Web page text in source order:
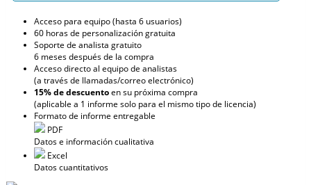
Acceso para equipo (hasta 6 usuarios)
60 horas de personalización gratuita
Soporte de analista gratuito
6 meses después de la compra
Acceso directo al equipo de analistas
(a través de llamadas/correo electrónico)
15% de descuentoen su próxima compra
(aplicable a 1 informe solo para el mismo tipo de licencia)
Formato de informe entregable
PDF
Datos e información cualitativa
Excel
Datos cuantitativos